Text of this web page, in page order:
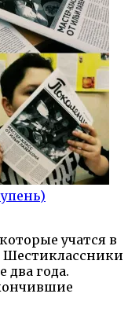
учатся в
Шестиклассники
два года.